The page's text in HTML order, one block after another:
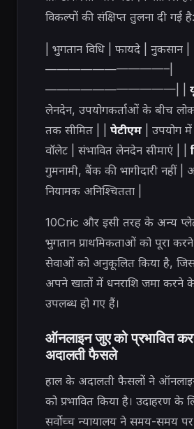
विकल्पों की संक्षिप्त तुलना दी गई है:
| भुगतान विधि | फायदे |
——————————–|
———————————| |
लेनदेन, उपयोगकर्ताओं के बीच
तक सीमित | | पेटीएम | उपयोग
वॉलेट | संभावित लेनदेन सीमाएं | |
गुमनामी, बैंक की भागीदारी नहीं |
नियामक अनिश्चितता |
10Cric और इसी तरह के अन्य
भुगतान प्राथमिकताओं को पूरा
सेवाओं को अनुकूलित किया है,
अपने खातों में धनराशि जमा करने
उपलब्ध हो गए हैं।
ऑनलाइन जुए को प्रभावित
अदालती फैसले
हाल के अदालती फैसलों ने
को प्रभावित किया है। उदाहरण के
सर्वोच्च न्यायालय ने समय-समय